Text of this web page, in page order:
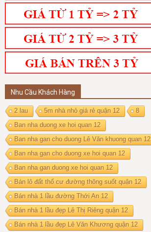
Nhu Cầu Khách Hàng
2 lau 5m nhà nhỏ giá rẻ quận 12
8
Ban nha duong xe hoi quan 12
Ban nha gan cho duong Lê Văn khuong quan 12
Ban nha gan cho duong xe hoi quan 12
Ban nha gan duong xe hoi quan 12
Bán lô đất thổ cư đường thông suốt quận 12
Bán nhà 1 lầu đường Thới An 12
Bán nhà 1 lầu đẹp Lê Thị Riêng quận 12
Bán nhà 1 lầu đẹp Lê Văn Khương quận 12